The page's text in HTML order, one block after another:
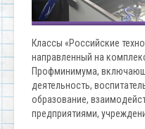
Классы «Российские
направленный на
Профминимума,
деятельность,
образование,
предприятиями,